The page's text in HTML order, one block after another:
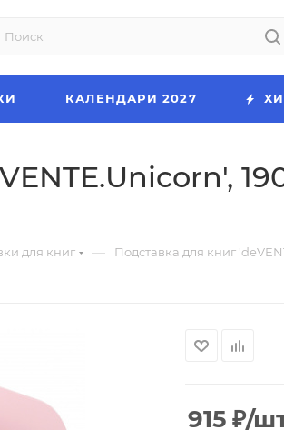
КАЛЕНДАРИ 2027
для книг — Подставка для книг
915 ₽/